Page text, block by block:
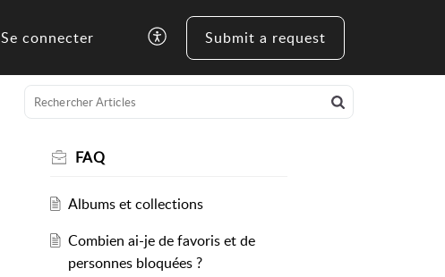
Se connecter Submit a request
FAQ
Albums et collections
Combien ai-je de favoris et de
personnes bloquées ?